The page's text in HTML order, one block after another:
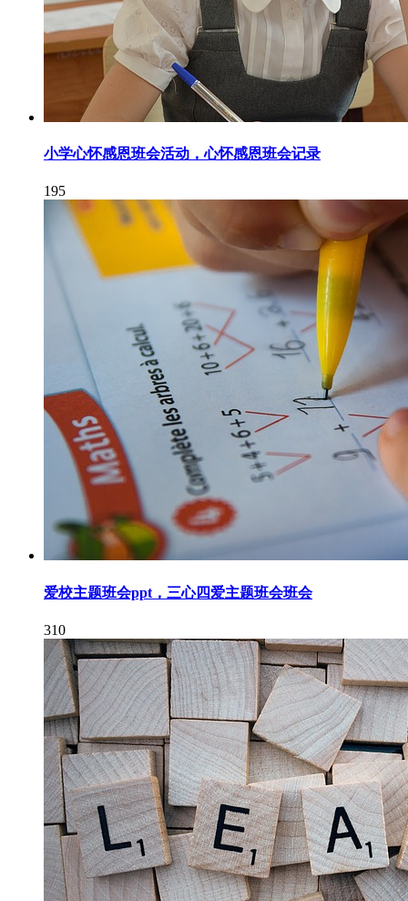
小学心怀感恩班会活动，心怀感恩班会记录
195
爱校主题班会ppt，三心四爱主题班会班会
310